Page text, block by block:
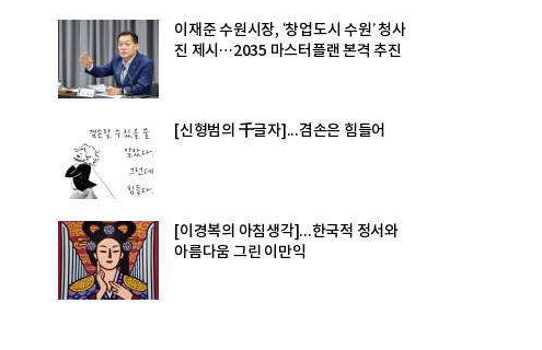
이재준 수원시장, ‘창업도시 수원’ 청사
진 제시…2035 마스터플랜 본격 추진
[신형범의 千글자]...겸손은 힘들어
[이경복의 아침생각]...한국적 정서와
아름다움 그린 이만익